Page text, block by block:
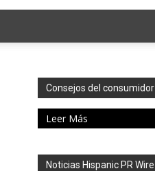
Consejos del consumidor
Leer Más
Noticias Hispanic PR Wire